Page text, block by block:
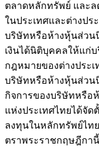
ตลาดหลักทรัพย์ และ
ในประเทศและต่างปร
บริษัทหรือห้างหุ้นส่วน
เงินได้นิติบุคคลให้แก่
กฎหมายของต่างประเ
บริษัทหรือห้างหุ้นส่วน
กิจการของบริษัทหรือ
แห่งประเทศไทยได้จัด
ลงทุนในหลักทรัพย์ไท
ตราพระราชกฤษฎีกานี้